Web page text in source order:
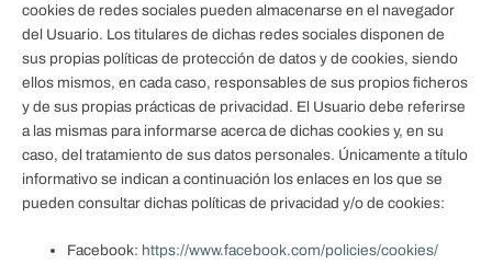
cookies de redes sociales pueden almacenarse en el navegador
del Usuario. Los titulares de dichas redes sociales disponen de
sus propias políticas de protección de datos y de cookies, siendo
ellos mismos, en cada caso, responsables de sus propios ficheros
y de sus propias prácticas de privacidad. El Usuario debe referirse
a las mismas para informarse acerca de dichas cookies y, en su
caso, del tratamiento de sus datos personales. Únicamente a título
informativo se indican a continuación los enlaces en los que se
pueden consultar dichas políticas de privacidad y/o de cookies:
Facebook: https://www.facebook.com/policies/cookies/